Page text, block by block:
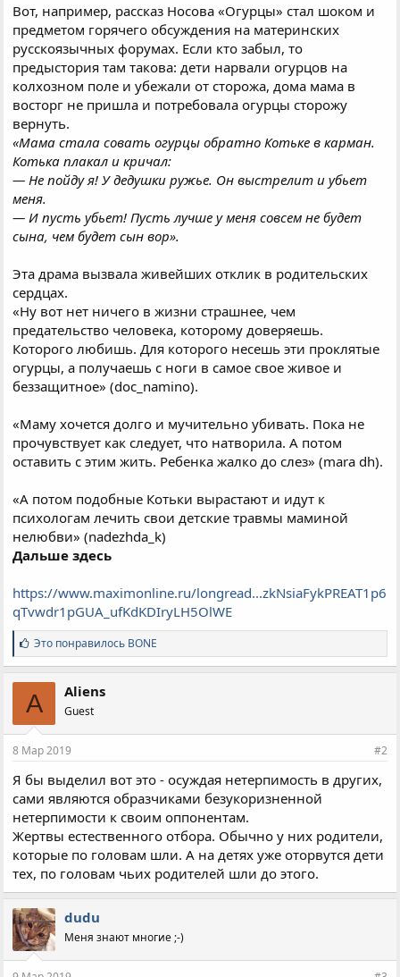
Вот, например, рассказ Носова «Огурцы» стал шоком и
предметом горячего обсуждения на материнских
русскоязычных форумах. Если кто забыл, то
предыстория там такова: дети нарвали огурцов на
колхозном поле и убежали от сторожа, дома мама в
восторг не пришла и потребовала огурцы сторожу
вернуть.
«Мама стала совать огурцы обратно Котьке в карман.
Котька плакал и кричал:
— Не пойду я! У дедушки ружье. Он выстрелит и убьет
меня.
— И пусть убьет! Пусть лучше у меня совсем не будет
сына, чем будет сын вор».
Эта драма вызвала живейших отклик в родительских
сердцах.
«Ну вот нет ничего в жизни страшнее, чем
предательство человека, которому доверяешь.
Которого любишь. Для которого несешь эти проклятые
огурцы, а получаешь с ноги в самое свое живое и
беззащитное» (doc_namino).
«Маму хочется долго и мучительно убивать. Пока не
прочувствует как следует, что натворила. А потом
оставить с этим жить. Ребенка жалко до слез» (mara dh).
«А потом подобные Котьки вырастают и идут к
психологам лечить свои детские травмы маминой
нелюбви» (nadezhda_k)
Дальше здесь
https://www.maximonline.ru/longread...zkNsiaFykPREAT1p6
qTvwdr1pGUA_ufKdKDIryLH5OlWE
С
и
м
п
а
т
и
:
Это понравилось BONE
A Aliens
Guest
8 Мар 2019 #2
Я бы выделил вот это - осуждая нетерпимость в других,
сами являются образчиками безукоризненной
нетерпимости к своим оппонентам.
Жертвы естественного отбора. Обычно у них родители,
которые по головам шли. А на детях уже оторвутся дети
тех, по головам чьих родителей шли до этого.
dudu
Меня знают многие ;-)